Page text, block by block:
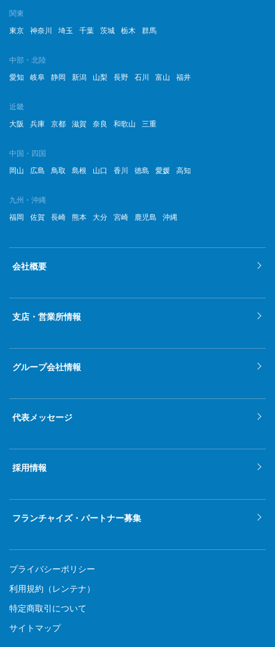
関東
東京
神奈川 埼玉 千葉 茨城 栃木 群馬
中部・北陸
愛知
岐阜 静岡 新潟 山梨 長野 石川 富山 福井
近畿
大阪
兵庫 京都 滋賀 奈良 和歌山 三重
中国・四国
岡山
広島 鳥取 島根 山口 香川 徳島 愛媛 高知
九州・沖縄
福岡
佐賀 長崎 熊本 大分 宮崎 鹿児島 沖縄
会社概要
支店・営業所情報
グループ会社情報
代表メッセージ
採用情報
フランチャイズ・パートナー募集
プライバシーポリシー
利用規約（レンテナ）
特定商取引について
サイトマップ